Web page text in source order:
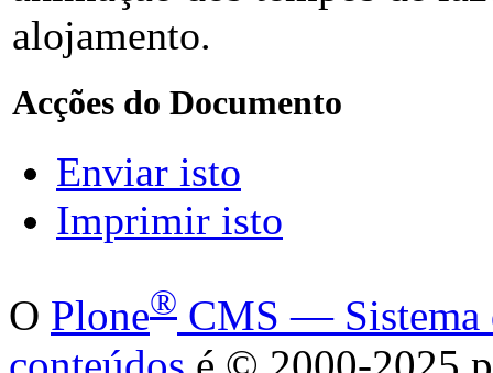
alojamento.
Acções do Documento
Enviar isto
Imprimir isto
O Plone® CMS — Sistema